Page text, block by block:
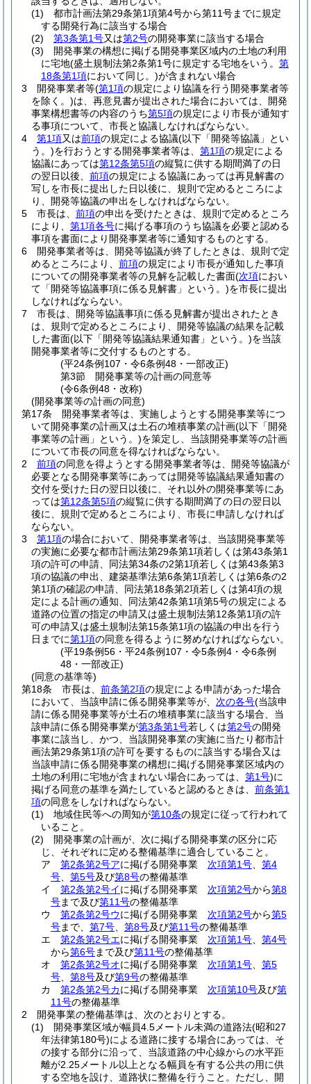
(1)
都市計画法第29条第1項第4号から第11号までに規定
する開発行為に該当する場合
(2)
第3条第1号又は第2号の開発事業に該当する場合
(3)
開発事業の構想に掲げる開発事業区域内の土地の利用
に宅地(盛土規制法第2条第1号に規定する宅地をいう。 第
18条第1項において同じ。)が含まれない場合
3
開発事業者等(第1項の規定により協議を行う開発事業者等
を除く。)は、再意見書が提出された場合においては、開発
事業構想書等の内容のうち第5項の規定により市長が通知す
る事項について、市長と協議しなければならない。
4
第1項又は前項の規定による協議(以下「開発等協議」とい
う。)を行おうとする開発事業者等は、 第1項の規定による
協議にあっては第12条第5項の縦覧に供する期間満了の日
の翌日以後、 前項の規定による協議にあっては再見解書の
写しを市長に提出した日以後に、規則で定めるところによ
り、開発等協議の申出をしなければならない。
5
市長は、 前項の申出を受けたときは、規則で定めるところ
により、 第1項各号に掲げる事項のうち協議を必要と認める
事項を書面により開発事業者等に通知するものとする。
6
開発事業者等は、開発等協議が終了したときは、規則で定
めるところにより、 前項の規定により市長が通知した事項
についての開発事業者等の見解を記載した書面(次項におい
て「開発等協議事項に係る見解書」という。)を市長に提出
しなければならない。
7
市長は、開発等協議事項に係る見解書が提出されたとき
は、規則で定めるところにより、開発等協議の結果を記載
した書面(以下「開発等協議結果通知書」という。)を当該
開発事業者等に交付するものとする。
(平24条例107・令6条例48・一部改正)
第3節
開発事業等の計画の同意等
(令6条例48・改称)
(開発事業等の計画の同意)
第17条
開発事業者等は、実施しようとする開発事業等につ
いて開発事業の計画又は土石の堆積事業の計画(以下「開発
事業等の計画」という。)を策定し、当該開発事業等の計画
について市長の同意を得なければならない。
2
前項の同意を得ようとする開発事業者等は、開発等協議が
必要となる開発事業等にあっては開発等協議結果通知書の
交付を受けた日の翌日以後に、それ以外の開発事業等にあ
っては第12条第5項の縦覧に供する期間満了の日の翌日以
後に、規則で定めるところにより、市長に申請しなければ
ならない。
3
第1項の場合において、開発事業者等は、当該開発事業等
の実施に必要な都市計画法第29条第1項若しくは第43条第1
項の許可の申請、同法第34条の2第1項若しくは第43条第3
項の協議の申出、建築基準法第6条第1項若しくは第6条の2
第1項の確認の申請、同法第18条第2項若しくは第4項の規
定による計画の通知、同法第42条第1項第5号の規定による
道路の位置の指定の申請又は盛土規制法第12条第1項の許
可の申請又は盛土規制法第15条第1項の協議の申出を行う
日までに第1項の同意を得るように努めなければならない。
(平19条例56・平24条例107・令5条例4・令6条例
48・一部改正)
(同意の基準等)
第18条
市長は、 前条第2項の規定による申請があった場合
において、当該申請に係る開発事業等が、 次の各号(当該申
請に係る開発事業等が土石の堆積事業に該当する場合、当
該申請に係る開発事業が第3条第1号若しくは第2号の開発
事業に該当し、かつ、当該開発事業の実施に当たり都市計
画法第29条第1項の許可を要するものに該当する場合又は
当該申請に係る開発事業の構想に掲げる開発事業区域内の
土地の利用に宅地が含まれない場合にあっては、 第1号)に
掲げる同意の基準を満たしていると認めるときは、 前条第1
項の同意をしなければならない。
(1)
地域住民等への周知が第10条の規定に従って行われて
いること。
(2)
開発事業の計画が、次に掲げる開発事業の区分に応
じ、それぞれに定める整備基準に適合していること。
ア
第2条第2号アに掲げる開発事業 次項第1号
第4
号
第5号及び第8号の整備基準
イ
第2条第2号イに掲げる開発事業 次項第2号から第8
号まで及び第11号の整備基準
ウ
第2条第2号ウに掲げる開発事業 次項第2号から第5
号まで、 第7号 第8号及び第11号の整備基準
エ
第2条第2号エに掲げる開発事業 次項第1号
第4号
から第6号まで及び第11号の整備基準
オ
第2条第2号オに掲げる開発事業 次項第1号
第5
号
第8号及び第9号の整備基準
カ
第2条第2号カに掲げる開発事業 次項第10号及び第
11号の整備基準
2
開発事業の整備基準は、次のとおりとする。
(1)
開発事業区域が幅員4.5メートル未満の道路法(昭和27
年法律第180号)による道路に接する場合にあっては、そ
の接する部分に沿って、当該道路の中心線からの水平距
離が2.25メートル以上となる幅員を有する公共の用に供
する空地を設け、道路状に整備を行うこと。 ただし、開